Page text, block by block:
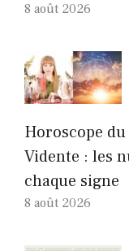
8 août 2026
Horoscope
Vidente : les
chaque signe
8 août 2026